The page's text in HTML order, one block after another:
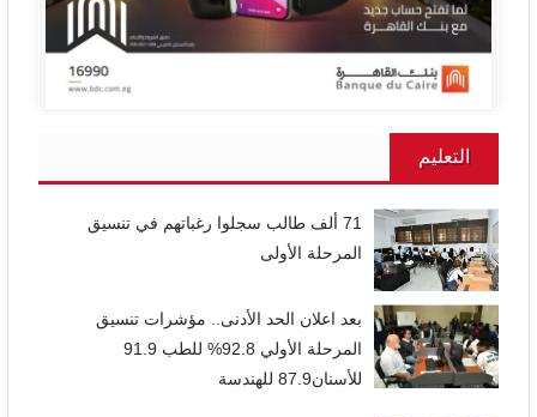
التعليم
71 ألف طالب سجلوا رغباتهم في تنسيق
المرحلة الأولى
بعد اعلان الحد الأدنى.. مؤشرات تنسيق
المرحلة الأولي 92.8% للطب 91.9
للأسنان87.9 للهندسة